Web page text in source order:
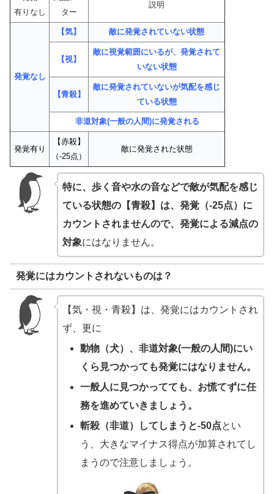
有りなし
ター
説明
発覚なし
【気】 敵に発覚されていない状態
【視】
敵に視覚範囲にいるが、発覚されて
いない状態
【青殺】
敵に発覚されていないが気配を感じ
ている状態
非道対象(一般の人間)に発覚される
発覚有り
【赤殺】
（-25点）
敵に発覚された状態
特に、歩く音や水の音などで敵が気配を感じ
ている状態の【青殺】は、発覚（-25点）に
カウントされませんので、発覚による減点の
対象にはなりません。
発覚にはカウントされないものは？
【気・視・青殺】は、発覚にはカウントされ
ず、更に
動物（犬）、非道対象(一般の人間)にい
くら見つかっても発覚にはなりません。
一般人に見つかってても、お慌てずに任
務を進めていきましょう。
斬殺（非道）してしまうと-50点とい
う、大きなマイナス得点が加算されてし
まうので注意しましょう。